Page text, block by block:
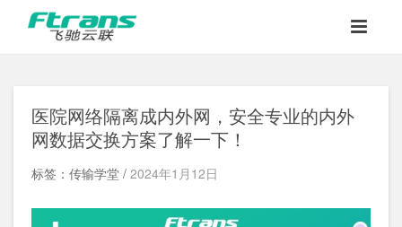
医院网络隔离成内外网，安全专业的内外
网数据交换方案了解一下！
标签：传输学堂 / 2024年1月12日